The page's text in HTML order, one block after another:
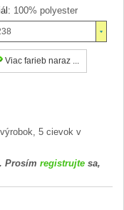
100% polyester
Viac farieb naraz ...
5 cievok v
Prosím registrujte sa,